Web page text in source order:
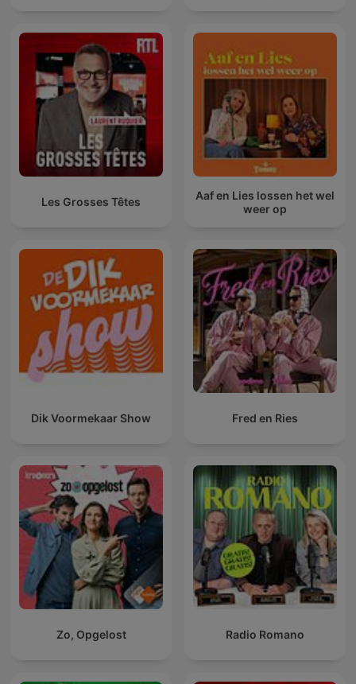
Les Grosses Têtes
Aaf en Lies lossen het wel
weer op
Dik Voormekaar Show Fred en Ries
Zo, Opgelost Radio Romano